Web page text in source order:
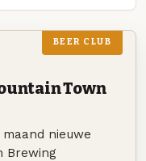
BEER CLUB
Town
nieuwe
Brewing